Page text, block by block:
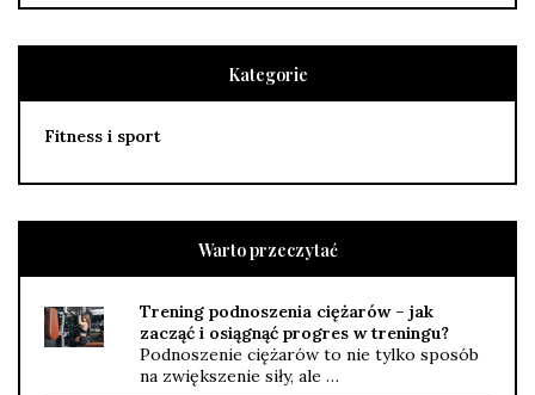
Kategorie
Fitness i sport
Warto przeczytać
Trening podnoszenia ciężarów – jak
zacząć i osiągnąć progres w treningu?
Podnoszenie ciężarów to nie tylko sposób
na zwiększenie siły, ale …